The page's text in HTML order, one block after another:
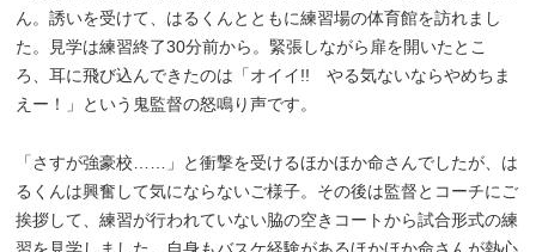
ん。誘いを受けて、はるくんとともに練習場の体育館を訪れまし
た。見学は練習終了30分前から。緊張しながら扉を開いたとこ
ろ、耳に飛び込んできたのは「オイイ!! やる気ないならやめちま
えー！」という鬼監督の怒鳴り声です。
「さすが強豪校……」と衝撃を受けるほかほか命さんでしたが、は
るくんは興奮して気にならないご様子。その後は監督とコーチにご
挨拶して、練習が行われていない脇の空きコートから試合形式の練
習を見学しました。自身もバスケ経験があるほかほか命さんが熱心